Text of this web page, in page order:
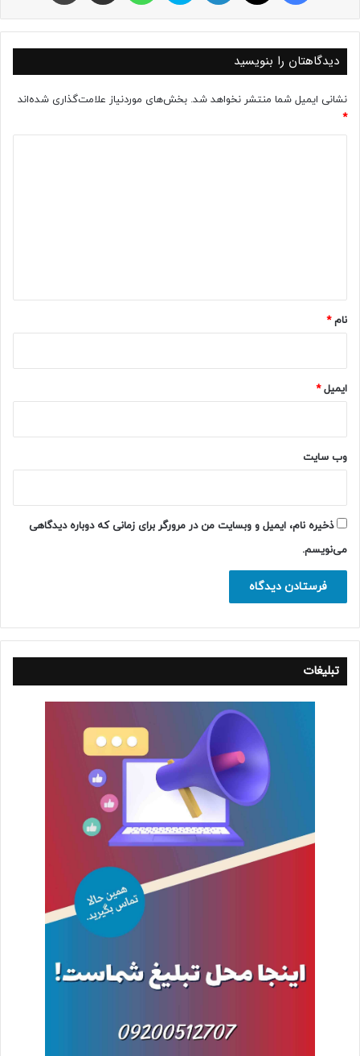
دیدگاهتان را بنویسید
نشانی ایمیل شما منتشر نخواهد شد. بخش‌های موردنیاز علامت‌گذاری شده‌اند
*
نام*
ایمیل*
وب‌ سایت
ذخیره نام، ایمیل و وبسایت من در مرورگر برای زمانی که دوباره دیدگاهی
می‌نویسم.
تبلیغات